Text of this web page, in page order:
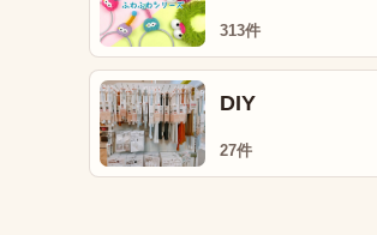
313件
DIY
27件